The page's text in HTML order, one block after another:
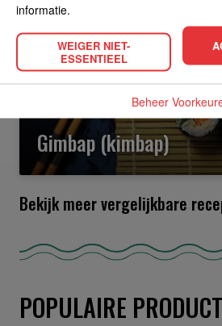
Gimbap (kimbap)
Bekijk meer vergelijkbare
POPULAIRE
informatie.
WEIGER NIET-
ESSENTIEEL
Beheer